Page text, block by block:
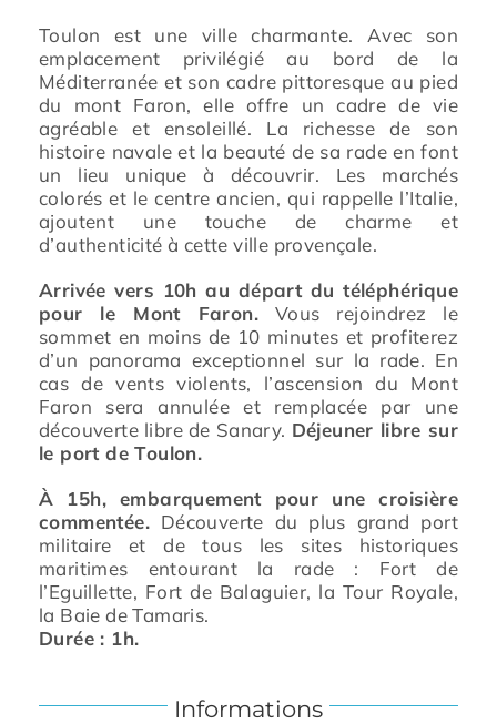
Toulon est une ville charmante. Avec son
emplacement privilégié au bord de la
Méditerranée et son cadre pittoresque au pied
du mont Faron, elle offre un cadre de vie
agréable et ensoleillé. La richesse de son
histoire navale et la beauté de sa rade en font
un lieu unique à découvrir. Les marchés
colorés et le centre ancien, qui rappelle l’Italie,
ajoutent une touche de charme et
d’authenticité à cette ville provençale.
Arrivée vers 10h au départ du téléphérique
pour le Mont Faron. Vous rejoindrez le
sommet en moins de 10 minutes et profiterez
d’un panorama exceptionnel sur la rade. En
cas de vents violents, l’ascension du Mont
Faron sera annulée et remplacée par une
découverte libre de Sanary. Déjeuner libre sur
le port de Toulon.
À 15h, embarquement pour une croisière
commentée. Découverte du plus grand port
militaire et de tous les sites historiques
maritimes entourant la rade : Fort de
l’Eguillette, Fort de Balaguier, la Tour Royale,
la Baie de Tamaris.
Durée : 1h.
Informations